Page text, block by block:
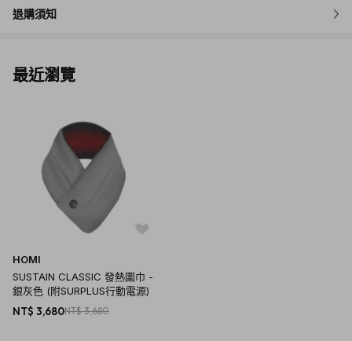
退購須知
最近瀏覽
HOMI
SUSTAIN CLASSIC 發熱圍巾 -
銀灰色 (附SURPLUS行動電源)
NT$ 3,680NT$ 3,680